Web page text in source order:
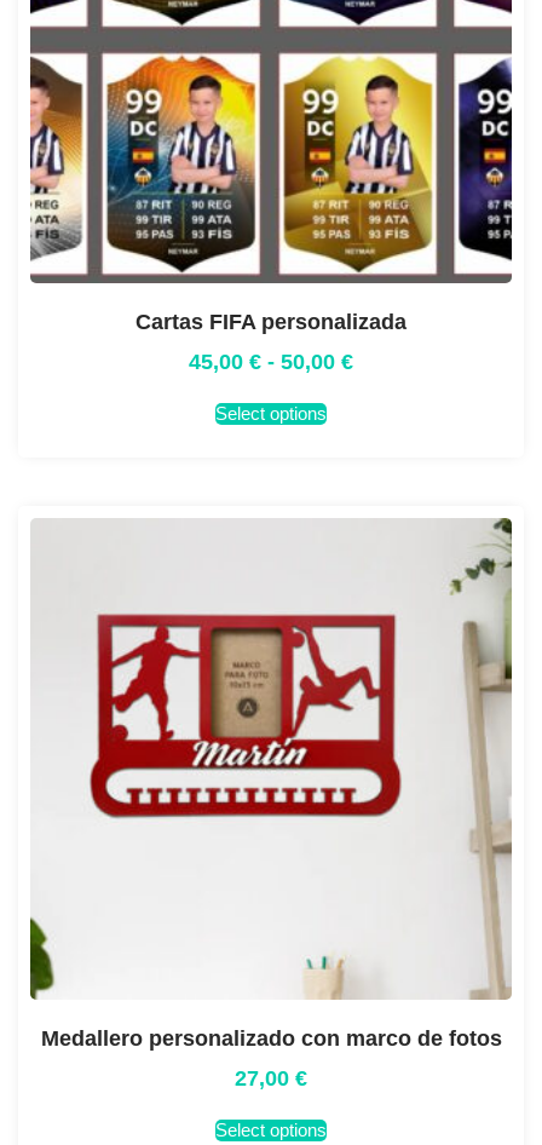
Cartas FIFA personalizada
45,00 € - 50,00 €
Select options
Medallero personalizado con marco de fotos
27,00 €
Select options